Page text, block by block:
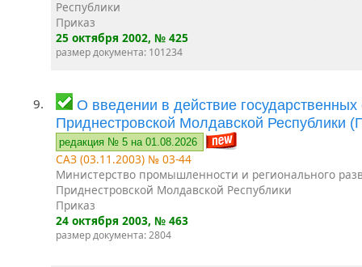
Республики
Приказ
25 октября 2002, № 425
размер документа: 101234
9.
О введении в действие государственных
Приднестровской Молдавской Республики
редакция № 5 на 01.08.2026
САЗ (03.11.2003) № 03-44
Министерство промышленности и регионального
Приднестровской Молдавской Республики
Приказ
24 октября 2003, № 463
размер документа: 2804